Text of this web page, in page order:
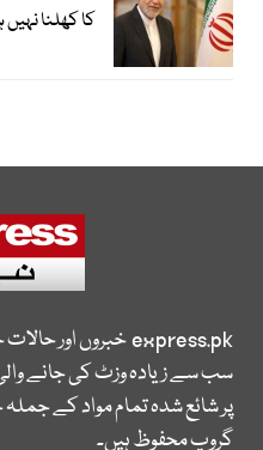
کا کھلنا نہیں
express.pkخبروں اور
سب سے زیادہ وزٹ کی جانے
پر شائع شدہ تمام مواد کے
گروپ محفوظ ہیں۔